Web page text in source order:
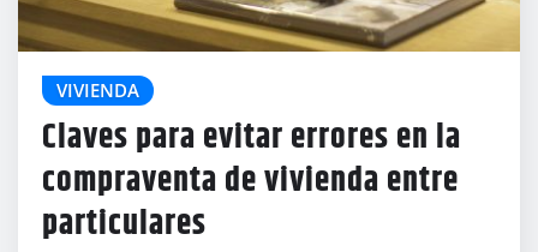
VIVIENDA
Claves para evitar errores en la
compraventa de vivienda entre
particulares